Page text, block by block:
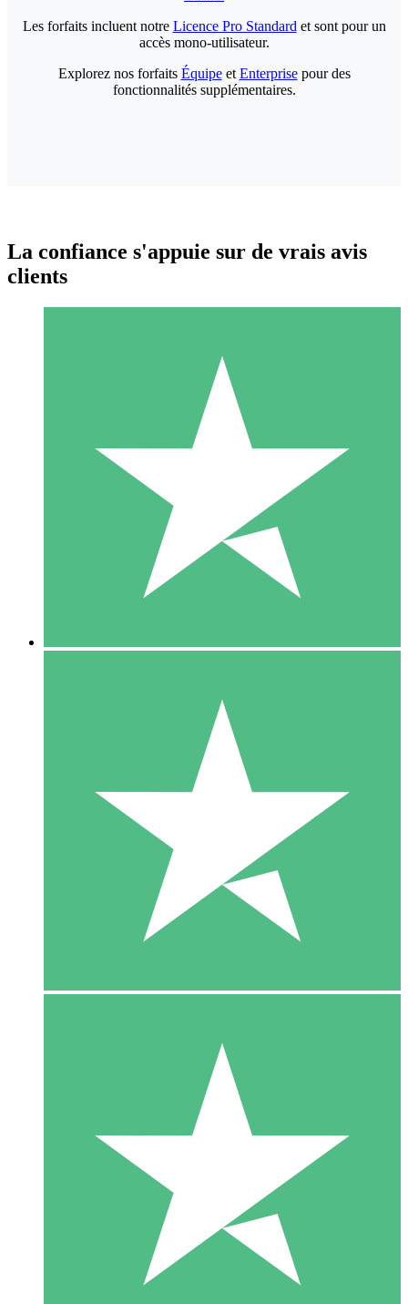
Packs de Crédits Individuels
Payez à l'utilisation avec des crédits de téléchargement. Sans
1 Téléchargement
10 00
10 Téléchargements
20 00
Les forfaits incluent notre Licence Pro Standard et sont pour un
accès mono-utilisateur.
Explorez nos forfaits Équipeet Enterprisepour des
fonctionnalités supplémentaires.
La confiance s'appuie sur de vrais avis
clients